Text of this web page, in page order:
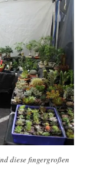
diese fingergroßen